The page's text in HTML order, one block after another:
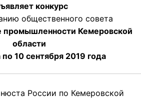
конкурс
общественного совета
промышленности Кемеровской
области
по 10 сентября 2019 года
России по Кемеровской